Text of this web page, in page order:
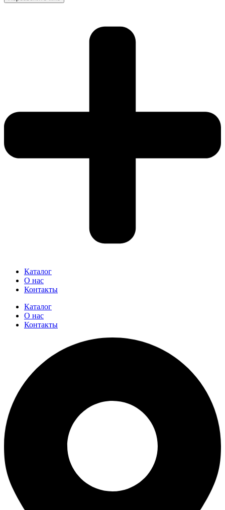
Каталог
О нас
Контакты
Каталог
О нас
Контакты